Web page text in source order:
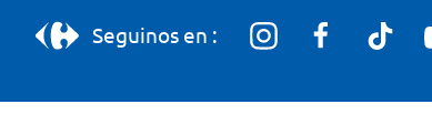
Seguinos en :